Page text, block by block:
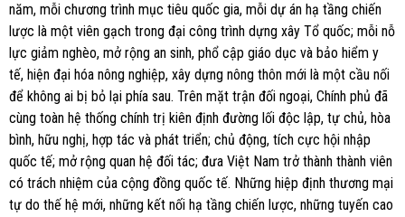
năm, mỗi chương trình mục tiêu quốc gia, mỗi dự án hạ tầng chiến
lược là một viên gạch trong đại công trình dựng xây Tổ quốc; mỗi nỗ
lực giảm nghèo, mở rộng an sinh, phổ cập giáo dục và bảo hiểm y
tế, hiện đại hóa nông nghiệp, xây dựng nông thôn mới là một cầu nối
để không ai bị bỏ lại phía sau. Trên mặt trận đối ngoại, Chính phủ đã
cùng toàn hệ thống chính trị kiên định đường lối độc lập, tự chủ, hòa
bình, hữu nghị, hợp tác và phát triển; chủ động, tích cực hội nhập
quốc tế; mở rộng quan hệ đối tác; đưa Việt Nam trở thành thành viên
có trách nhiệm của cộng đồng quốc tế. Những hiệp định thương mại
tự do thế hệ mới, những kết nối hạ tầng chiến lược, những tuyến cao